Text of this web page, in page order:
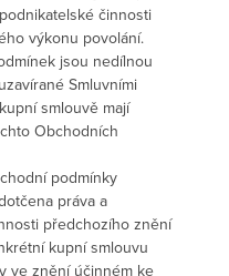
činnosti
výkonu povolání.
jsou nedílnou
Smluvními
smlouvě mají
Obchodních
podmínky
práva a
předchozího znění
kupní smlouvu
ve znění účinném ke